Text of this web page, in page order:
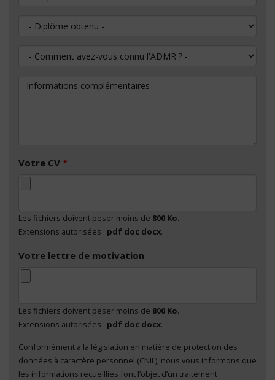
Diplôme obtenu
Comment avez-vous connu l'ADMR ?
Informations complémentaires
Votre CV *
Les fichiers doivent peser moins de 800 Ko.
Extensions autorisées : pdf doc docx.
Votre lettre de motivation
Les fichiers doivent peser moins de 800 Ko.
Extensions autorisées : pdf doc docx.
En cliquant sur "Envoyer", je consens au traitement
de mes données à caractère personnel *
Conformément à la législation en matière de protection des
données à caractère personnel (CNIL), nous vous informons que
les informations recueillies font l’objet d’un traitement